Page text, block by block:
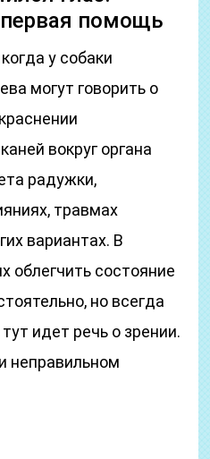
помощь
у собаки
могут говорить о
вокруг органа
радужки,
травмах
вариантах. В
облегчить состояние
но всегда
идет речь о зрении.
неправильном